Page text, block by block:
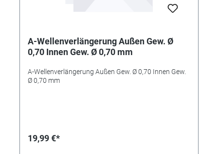
A-Wellenverlängerung Außen Gew. Ø
0,70 Innen Gew. Ø 0,70 mm
A-Wellenverlängerung Außen Gew. Ø 0,70 Innen Gew.
Ø 0,70 mm
19,99 €*